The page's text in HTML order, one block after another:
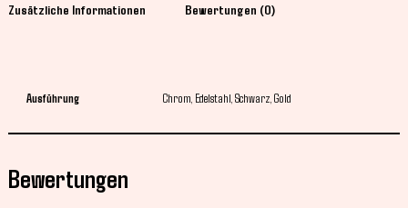
Zusätzliche Informationen Bewertungen (0)
Ausführung Chrom, Edelstahl, Schwarz, Gold
Bewertungen